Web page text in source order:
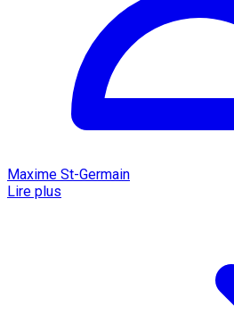
Maxime St-Germain
Lire plus